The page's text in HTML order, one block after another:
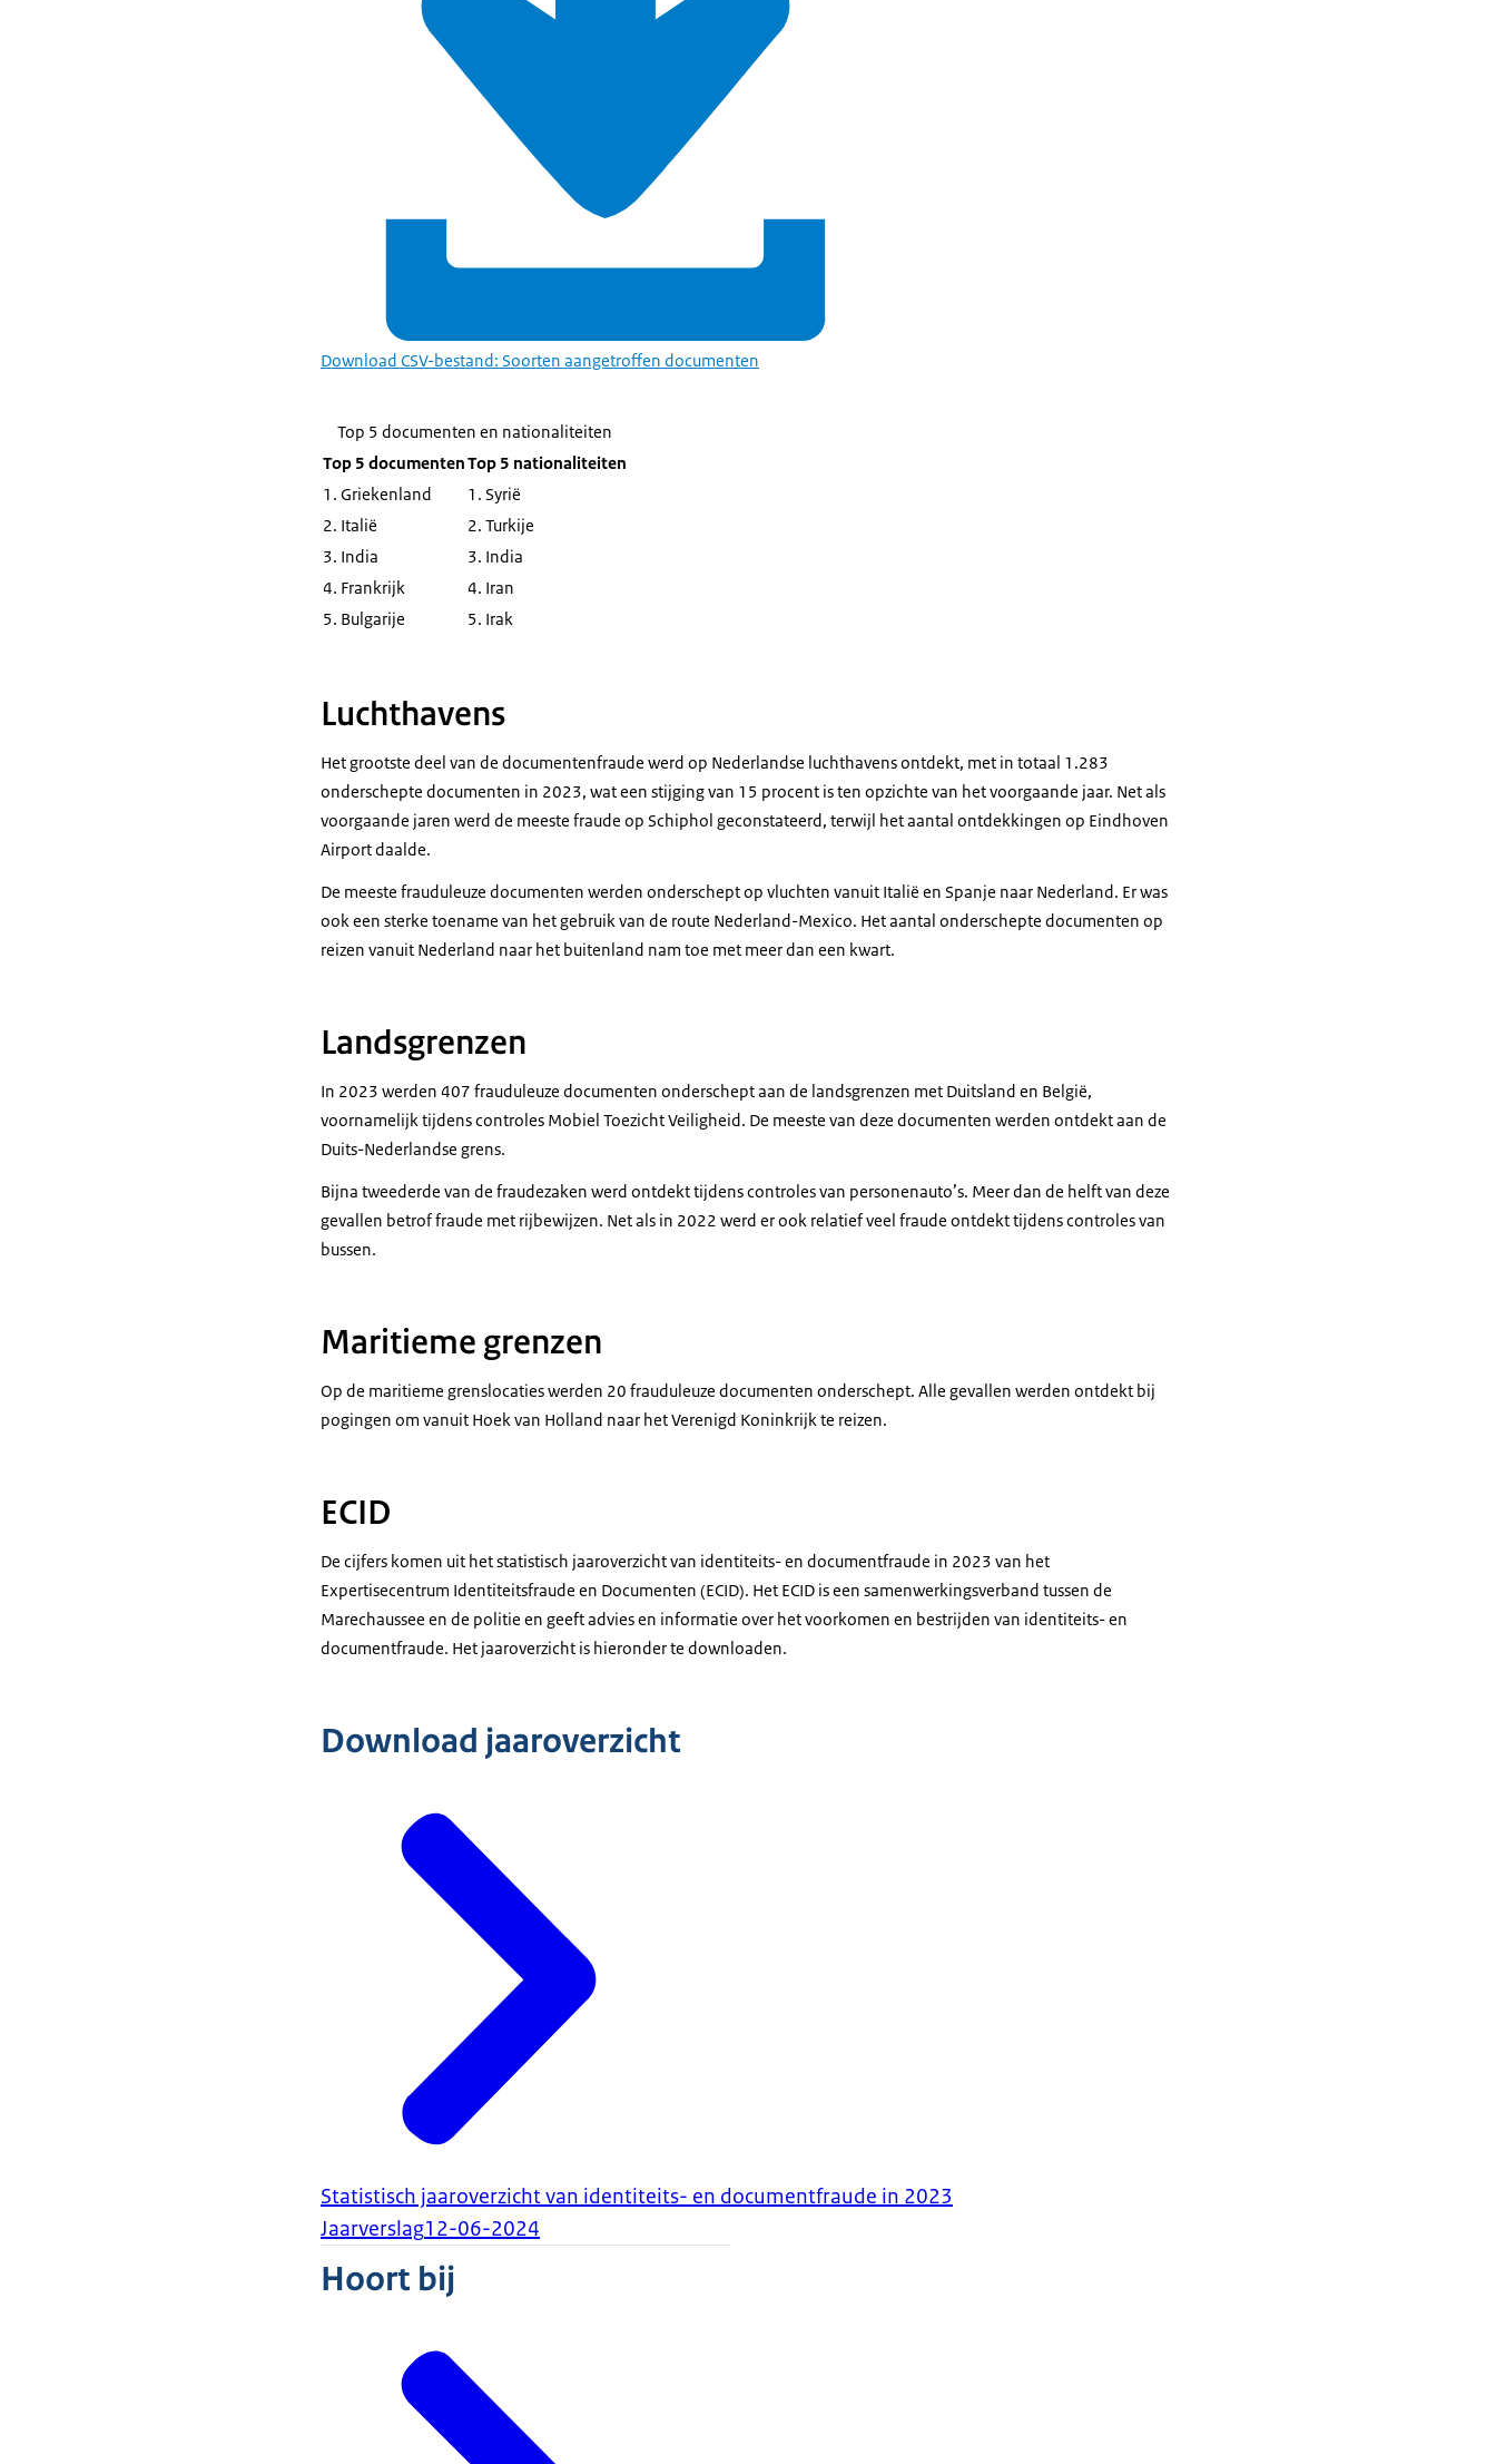
Download CSV-bestand: Soorten aangetroffen documenten
Top 5 documenten en nationaliteiten
Top 5 documentenTop 5 nationaliteiten
1. Griekenland
1. Syrië
2. Italië
2. Turkije
3. India
3. India
4. Frankrijk
4. Iran
5. Bulgarije
5. Irak
Luchthavens
Het grootste deel van de documentenfraude werd op Nederlandse luchthavens ontdekt, met in totaal 1.283
onderschepte documenten in 2023, wat een stijging van 15 procent is ten opzichte van het voorgaande jaar. Net als
voorgaande jaren werd de meeste fraude op Schiphol geconstateerd, terwijl het aantal ontdekkingen op Eindhoven
Airport daalde.
De meeste frauduleuze documenten werden onderschept op vluchten vanuit Italië en Spanje naar Nederland. Er was
ook een sterke toename van het gebruik van de route Nederland-Mexico. Het aantal onderschepte documenten op
reizen vanuit Nederland naar het buitenland nam toe met meer dan een kwart.
Landsgrenzen
In 2023 werden 407 frauduleuze documenten onderschept aan de landsgrenzen met Duitsland en België,
voornamelijk tijdens controles Mobiel Toezicht Veiligheid. De meeste van deze documenten werden ontdekt aan de
Duits-Nederlandse grens.
Bijna tweederde van de fraudezaken werd ontdekt tijdens controles van personenauto’s. Meer dan de helft van deze
gevallen betrof fraude met rijbewijzen. Net als in 2022 werd er ook relatief veel fraude ontdekt tijdens controles van
bussen.
Maritieme grenzen
Op de maritieme grenslocaties werden 20 frauduleuze documenten onderschept. Alle gevallen werden ontdekt bij
pogingen om vanuit Hoek van Holland naar het Verenigd Koninkrijk te reizen.
ECID
De cijfers komen uit het statistisch jaaroverzicht van identiteits- en documentfraude in 2023 van het
Expertisecentrum Identiteitsfraude en Documenten (ECID). Het ECID is een samenwerkingsverband tussen de
Marechaussee en de politie en geeft advies en informatie over het voorkomen en bestrijden van identiteits- en
documentfraude. Het jaaroverzicht is hieronder te downloaden.
Download jaaroverzicht
Statistisch jaaroverzicht van identiteits- en documentfraude in 2023
Jaarverslag12-06-2024
Hoort bij